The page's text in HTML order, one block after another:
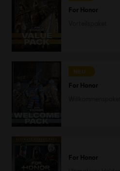
For Honor
NEU
For Honor
For Honor